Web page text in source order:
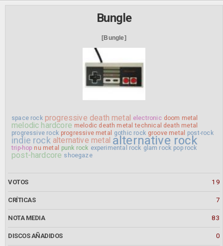
Bungle
[Bungle]
space rock progressive death metal electronic doom metal
melodic hardcore melodic death metal technical death metal
progressive rock progressive metal gothic rock groove metal post-rock
indie rock alternative metal alternative rock
trip-hop nu metal punk rock experimental rock glam rock pop rock
post-hardcore shoegaze
VOTOS 19
CRÍTICAS 7
NOTA MEDIA 83
DISCOS AÑADIDOS 0